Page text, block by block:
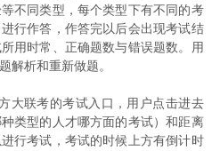
不同类型，每个类型下有不同的考
行作答，作答完以后会出现考试结
用时常、正确题数与错误题数。用
解析和重新做题。
大联考的考试入口，用户点击进去
类型的人才哪方面的考试）和距离
行考试，考试的时候上方有倒计时